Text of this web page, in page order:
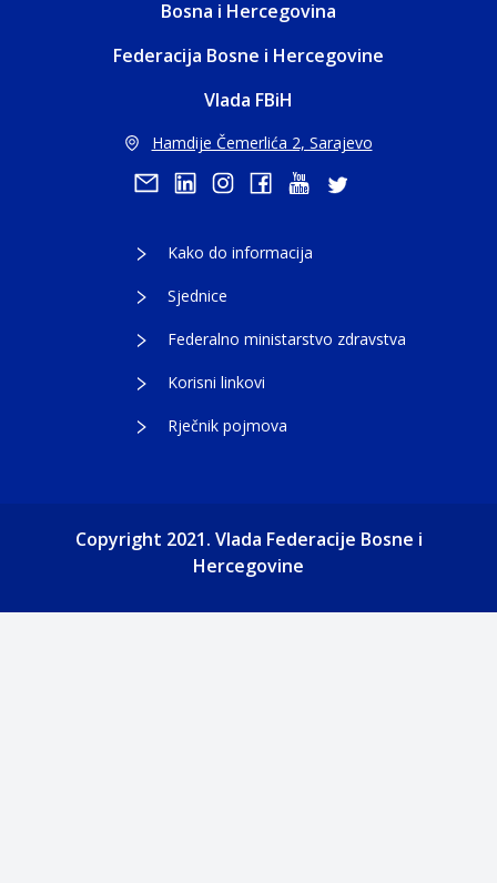
Bosna i Hercegovina
Federacija Bosne i Hercegovine
Vlada FBiH
Hamdije Čemerlića 2, Sarajevo
Kako do informacija
Sjednice
Federalno ministarstvo zdravstva
Korisni linkovi
Rječnik pojmova
Copyright 2021. Vlada Federacije Bosne i
Hercegovine